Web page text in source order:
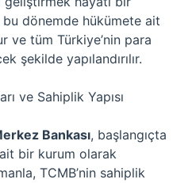
dönemde hükümete ait
ve tüm Türkiye’nin para
şekilde yapılandırılır.
ve Sahiplik Yapısı
Bankası, başlangıçta
bir kurum olarak
TCMB’nin sahiplik